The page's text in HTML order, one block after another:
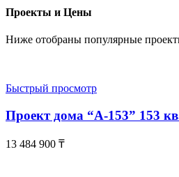
Проекты и Цены
Ниже отобраны популярные
Быстрый просмотр
Проект дома “А-153” 153
13 484 900 ₸